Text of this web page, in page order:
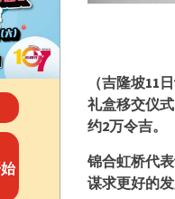
（吉隆坡11
礼盒移交仪
约2万令吉。
锦合虹桥代
谋求更好的